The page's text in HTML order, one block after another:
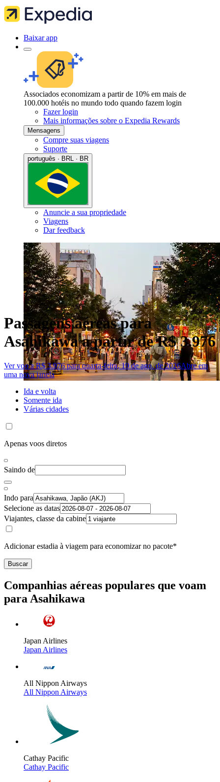
Baixar app
Associados economizam a partir de 10% em mais de
100.000 hotéis no mundo todo quando fazem login
Fazer login
Mais informações sobre o Expedia Rewards
Mensagens
Compre suas viagens
Suporte
português · BRL · BR
Anuncie a sua propriedade
Viagens
Dar feedback
Passagens aéreas para
Asahikawa a partir de R$ 3.976
Ver voo a R$ 3.976 para quarta-feira, 19 de ago. de 2026Abre em
uma nova janela
Ida e volta
Somente ida
Várias cidades
Apenas voos diretos
Saindo de
Indo para
Selecione as datas
Viajantes, classe da cabine
Adicionar estadia à viagem para economizar no pacote*
Buscar
Companhias aéreas populares que voam
para Asahikawa
Japan Airlines
Japan Airlines
All Nippon Airways
All Nippon Airways
Cathay Pacific
Cathay Pacific